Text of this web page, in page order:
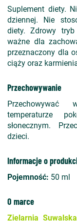
Suplement diety.
dziennej. Nie
diety. Zdrowy
ważne dla
przeznaczony dla
ciąży oraz
Przechowywanie
temperaturze
słonecznym.
dzieci.
Informacje o
Pojemność: 50 ml
O marce
Zielarnia Suwalska